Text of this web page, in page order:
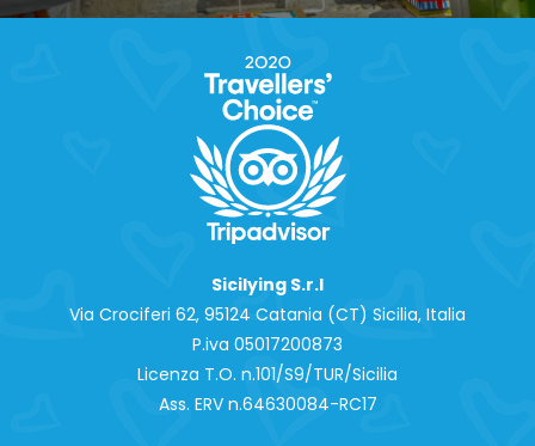
Sicilying S.r.l
Via Crociferi 62, 95124 Catania (CT) Sicilia, Italia
P.iva 0‍5017200873
Licenza T.O. n.101/S9/TUR/Sicilia
Ass. ERV n.64630084-RC17